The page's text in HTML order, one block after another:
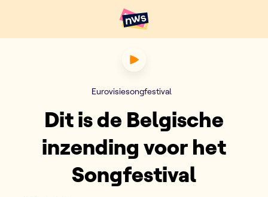
Hoofdpunten VRT NWS
Dit is de Belgische
Eurovisiesongfestival
Dit is de Belgische
inzending voor het
Songfestival